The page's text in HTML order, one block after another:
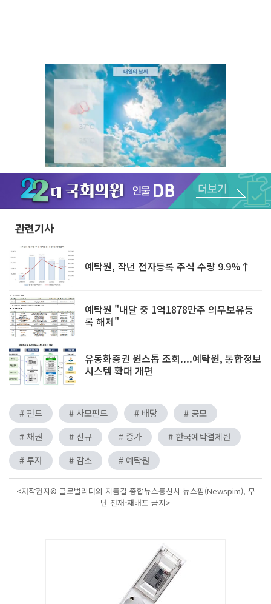
Unmute
관련기사
예탁원, 작년 전자등록 주식 수량 9.9%↑
예탁원 "내달 중 1억1878만주 의무보유등
록 해제"
유동화증권 원스톱 조회....예탁원, 통합정보
시스템 확대 개편
# 펀드 # 사모펀드 # 배당
# 공모
# 채권
# 신규 # 증가
# 한국예탁결제원
# 투자
# 감소 # 예탁원
<저작권자© 글로벌리더의 지름길 종합뉴스통신사 뉴스핌(Newspim), 무
단 전재-재배포 금지>